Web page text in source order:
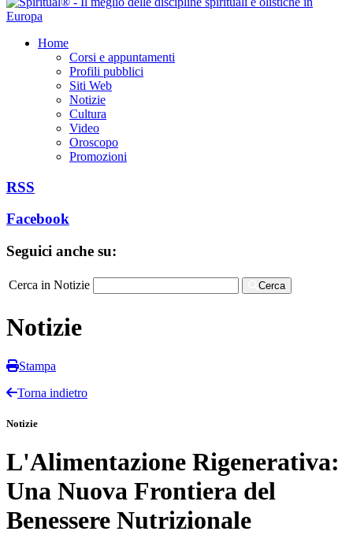
Home
Corsi e appuntamenti
Profili pubblici
Siti Web
Notizie
Cultura
Video
Oroscopo
Promozioni
RSS
Facebook
Seguici anche su:
Cerca in Notizie Cerca
Notizie
Stampa
Torna indietro
Notizie
L'Alimentazione Rigenerativa:
Una Nuova Frontiera del
Benessere Nutrizionale